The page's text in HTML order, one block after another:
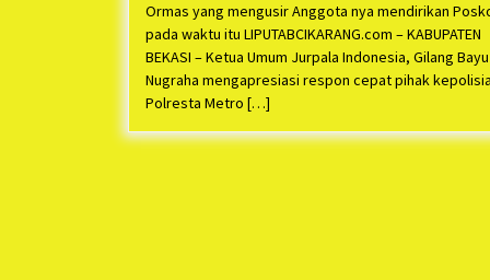
Ormas yang mengusir Anggota nya mendirikan
pada waktu itu LIPUTABCIKARANG.com – KABUPATEN
BEKASI – Ketua Umum Jurpala Indonesia, Gilang Bayu
Nugraha mengapresiasi respon cepat pihak
Polresta Metro […]